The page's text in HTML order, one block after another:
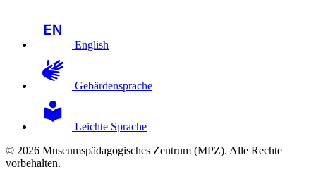
English
Gebärdensprache
Leichte Sprache
© 2026 Museumspädagogisches Zentrum (MPZ). Alle Rechte
vorbehalten.